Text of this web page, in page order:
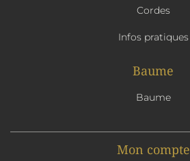
Cordes
Infos pratiques
Baume
Baume
Mon compte